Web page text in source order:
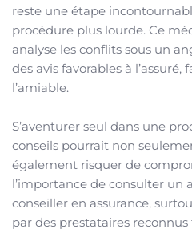
reste une étape
procédure plus lourde. Ce
analyse les conflits sous un
des avis favorables à
l’amiable.
S’aventurer seul dans une
conseils pourrait non
également risquer de
l’importance de consulter un
conseiller en assurance,
par des prestataires